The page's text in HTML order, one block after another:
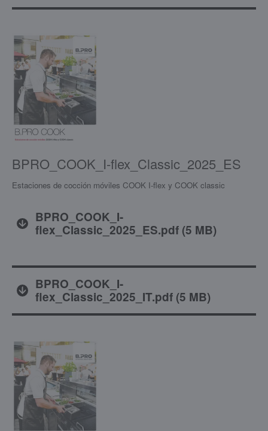
BPRO_COOK_I-flex_Classic_2025_ES
Estaciones de cocción móviles COOK I-flex y COOK classic
BPRO_COOK_I-
flex_Classic_2025_ES.pdf(5 MB)
BPRO_COOK_I-
flex_Classic_2025_IT.pdf (5 MB)